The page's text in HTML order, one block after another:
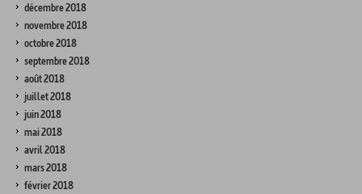
décembre 2018
novembre 2018
octobre 2018
septembre 2018
août 2018
juillet 2018
juin 2018
mai 2018
avril 2018
mars 2018
février 2018